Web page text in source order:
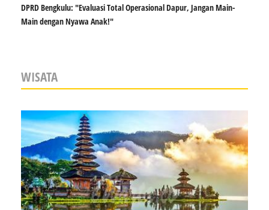
DPRD Bengkulu: "Evaluasi Total Operasional Dapur, Jangan Main-
Main dengan Nyawa Anak!"
WISATA